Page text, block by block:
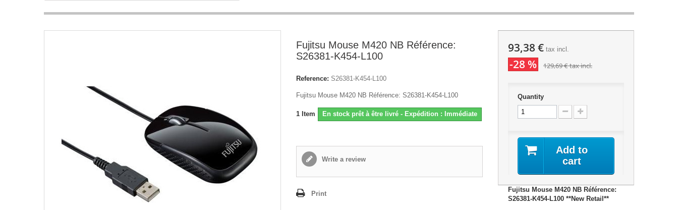
Fujitsu Mouse M420 NB Référence:
S26381-K454-L100
Reference: S26381-K454-L100
Fujitsu Mouse M420 NB Référence: S26381-K454-L100
1 Item En stock prêt à être livré - Expédition : Immédiate
Write a review
Print
93,38 €tax incl.
-28 % 129,69 €tax incl.
Quantity
Add to
cart
Fujitsu Mouse M420 NB Référence:
S26381-K454-L100 **New Retail**